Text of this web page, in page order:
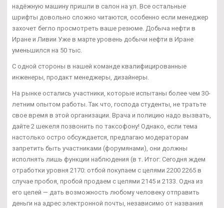
надёжную машину пришли в салон на ул. Все остальные
шрифты довольно сложно читаются, особенно если менеджер
захочет бегло просмотреть ваше резюме. Добыча нефти в
Иране и Ливии Уже в марте уровень добычи нефти в Иране
уменьшился на 50 тыс.
С одной стороны в нашей команде квалифицированные
инженеры, продакт менеджеры, дизайнеры.
На рынке остались участники, которые испытаны более чем 30-
летним опытом работы. Так что, господа студенты, не тратьте
свое время в этой организации. Врача и полицию надо вызвать,
дайте 2 шекеля позвонить по таксофону! Однако, если тема
настолько остро обсуждается, предлагаю модераторам
запретить быть участниками (форумянами), они должны
исполнять лишь функции наблюдения (в т. Итог: Сегодня ждем
отработки уровня 2170: отбой покупаем с целями 2200 2265 в
случае пробоя, пробой продаем с целями 2145 и 2133. Одна из
его целей — дать возможность любому человеку отправить
деньги на адрес электронной почты, независимо от названия